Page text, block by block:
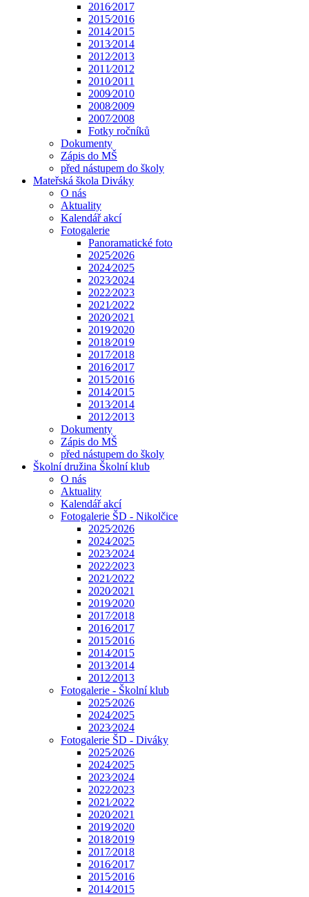
2016⁄2017
2015⁄2016
2014⁄2015
2013⁄2014
2012⁄2013
2011⁄2012
2010⁄2011
2009⁄2010
2008⁄2009
2007⁄2008
Fotky ročníků
Dokumenty
Zápis do MŠ
před nástupem do školy
Mateřská škola Diváky
O nás
Aktuality
Kalendář akcí
Fotogalerie
Panoramatické foto
2025⁄2026
2024⁄2025
2023⁄2024
2022⁄2023
2021⁄2022
2020⁄2021
2019⁄2020
2018⁄2019
2017⁄2018
2016⁄2017
2015⁄2016
2014⁄2015
2013⁄2014
2012⁄2013
Dokumenty
Zápis do MŠ
před nástupem do školy
Školní družina Školní klub
O nás
Aktuality
Kalendář akcí
Fotogalerie ŠD - Nikolčice
2025⁄2026
2024⁄2025
2023⁄2024
2022⁄2023
2021⁄2022
2020⁄2021
2019⁄2020
2017⁄2018
2016⁄2017
2015⁄2016
2014⁄2015
2013⁄2014
2012⁄2013
Fotogalerie - Školní klub
2025⁄2026
2024⁄2025
2023⁄2024
Fotogalerie ŠD - Diváky
2025⁄2026
2024⁄2025
2023⁄2024
2022⁄2023
2021⁄2022
2020⁄2021
2019⁄2020
2018⁄2019
2017⁄2018
2016⁄2017
2015⁄2016
2014⁄2015